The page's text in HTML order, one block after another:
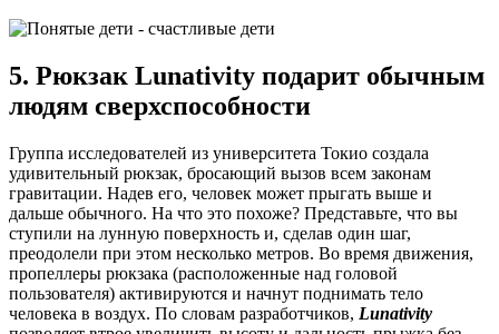
5. Рюкзак Lunativity подарит обычным
людям сверхспособности
Группа исследователей из университета Токио создала
удивительный рюкзак, бросающий вызов всем законам
гравитации. Надев его, человек может прыгать выше и
дальше обычного. На что это похоже? Представьте, что вы
ступили на лунную поверхность и, сделав один шаг,
преодолели при этом несколько метров. Во время движения,
пропеллеры рюкзака (расположенные над головой
пользователя) активируются и начнут поднимать тело
человека в воздух. По словам разработчиков, Lunativity